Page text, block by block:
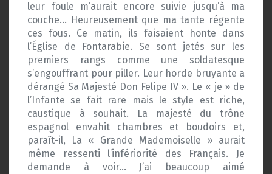
leur foule m’aurait encore suivie jusqu’à ma
couche… Heureusement que ma tante régente
ces fous. Ce matin, ils faisaient honte dans
l’Église de Fontarabie. Se sont jetés sur les
premiers rangs comme une soldatesque
s’engouffrant pour piller. Leur horde bruyante a
dérangé Sa Majesté Don Felipe IV ». Le « je » de
l’Infante se fait rare mais le style est riche,
caustique à souhait. La majesté du trône
espagnol envahit chambres et boudoirs et,
paraît-il, La « Grande Mademoiselle » aurait
même ressenti l’infériorité des Français. Je
demande à voir… J’ai beaucoup aimé